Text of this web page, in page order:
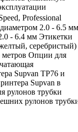
Professional
2.0 - 6.5 мм
- 6.4 мм Этикетки
серебристый)
Опции для
Supvan TP76 и
Supvan в
рулонов трубки
рулонов